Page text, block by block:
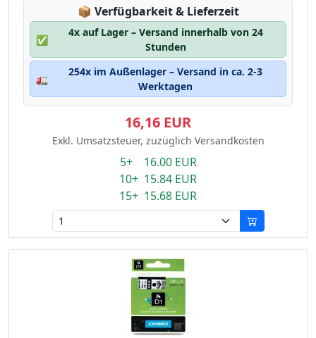
📦 Lagerstatus:
Verfügbarkeit & Lieferzeit
✅
4x auf Lager – Versand innerhalb von 24
Stunden
🚛
254x im Außenlager – Versand in ca. 2-3
Werktagen
16,16 EUR
Exkl. Umsatzsteuer, zuzüglich Versandkosten
5+ 16.00 EUR
10+ 15.84 EUR
15+ 15.68 EUR